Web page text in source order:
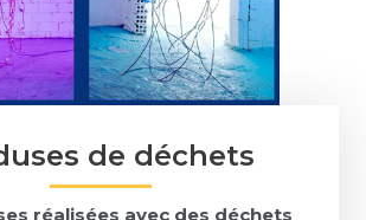
de déchets
réalisées avec des déchets